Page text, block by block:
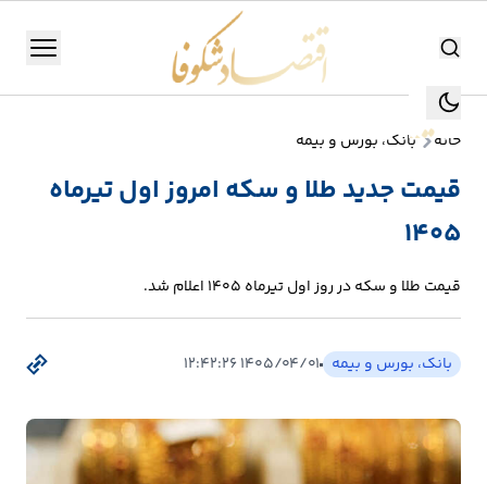
جستجو جستجو
منو
تولید
صنعت
انرژی
بانک،
بورس
و
خانه بانک، بورس و بیمه
قیمت جدید طلا و سکه امروز اول تیرماه
۱۴۰۵
قیمت طلا و سکه در روز اول تیرماه ۱۴۰۵ اعلام شد.
بانک، بورس و بیمه ۱۴۰۵/۰۴/۰۱ ۱۲:۴۲:۲۶